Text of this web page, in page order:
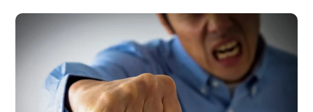
交通事故
遺産相続
掲載をご検討の弁護士の方へ